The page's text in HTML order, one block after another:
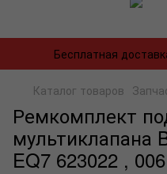
Бесплатная
Каталог товаров
Ремкомплект
мультиклапана
EQ7 623022 ,